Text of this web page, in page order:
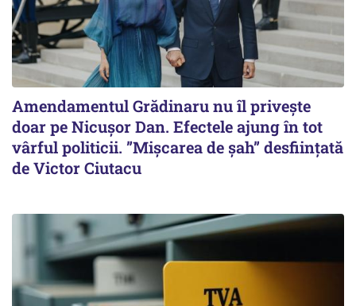
Amendamentul Grădinaru nu îl privește
doar pe Nicușor Dan. Efectele ajung în tot
vârful politicii. ”Mișcarea de șah” desființată
de Victor Ciutacu